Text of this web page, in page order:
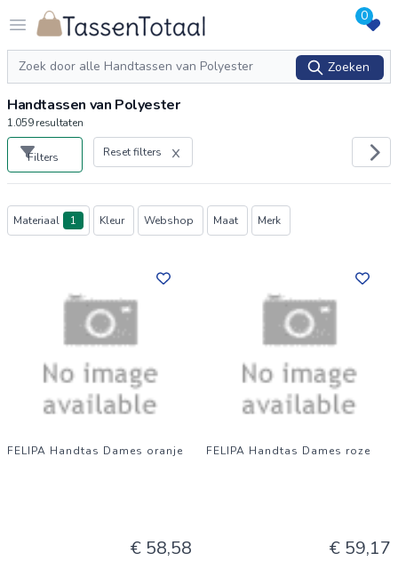
Open menu
Logo Tassentotaal.nl 0
Zoeken
Zoeken
Handtassen van Polyester
1.059resultaten
Filters Reset filters
Producten
Materiaal 1 Kleur Webshop Maat Merk
FELIPA Handtas Dames oranje
€ 58,58
FELIPA Handtas Dames roze
€ 59,17